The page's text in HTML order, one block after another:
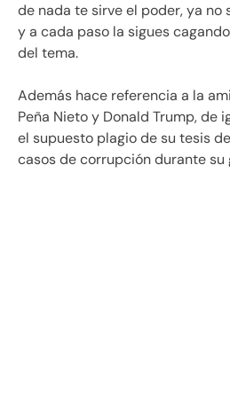
de nada te sirve el poder, ya no
y a cada paso la sigues
del tema.
Además hace referencia a la
Peña Nieto y Donald Trump, de
el supuesto plagio de su tesis
casos de corrupción durante su